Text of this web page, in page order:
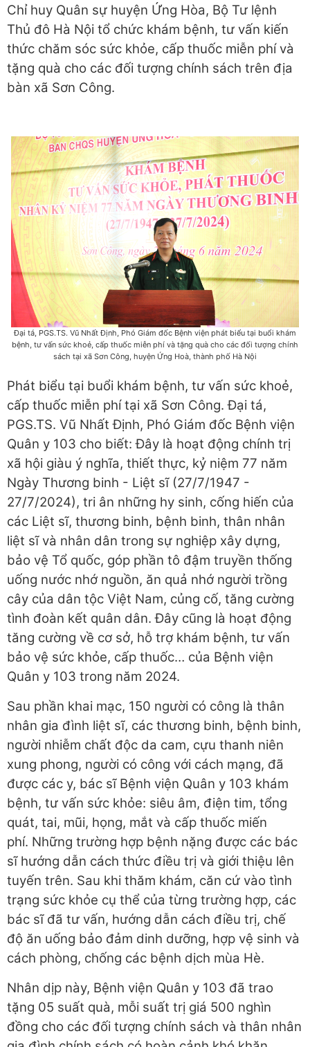
Chỉ huy Quân sự huyện Ứng Hòa, Bộ Tư lệnh
Thủ đô Hà Nội tổ chức khám bệnh, tư vấn kiến
thức chăm sóc sức khỏe, cấp thuốc miễn phí và
tặng quà cho các đối tượng chính sách trên địa
bàn xã Sơn Công.
Đại tá, PGS.TS. Vũ Nhất Định, Phó Giám đốc Bệnh viện phát biểu tại buổi khám
bệnh, tư vấn sức khoẻ, cấp thuốc miễn phí và tặng quà cho các đối tượng chính
sách tại xã Sơn Công, huyện Ứng Hoà, thành phố Hà Nội
Phát biểu tại buổi khám bệnh, tư vấn sức khoẻ,
cấp thuốc miễn phí tại xã Sơn Công. Đại tá,
PGS.TS. Vũ Nhất Định, Phó Giám đốc Bệnh viện
Quân y 103 cho biết: Đây là hoạt động chính trị
xã hội giàu ý nghĩa, thiết thực, kỷ niệm 77 năm
Ngày Thương binh - Liệt sĩ (27/7/1947 -
27/7/2024), tri ân những hy sinh, cống hiến của
các Liệt sĩ, thương binh, bệnh binh, thân nhân
liệt sĩ và nhân dân trong sự nghiệp xây dựng,
bảo vệ Tổ quốc, góp phần tô đậm truyền thống
uống nước nhớ nguồn, ăn quả nhớ người trồng
cây của dân tộc Việt Nam, củng cố, tăng cường
tình đoàn kết quân dân. Đây cũng là hoạt động
tăng cường về cơ sở, hỗ trợ khám bệnh, tư vấn
bảo vệ sức khỏe, cấp thuốc… của Bệnh viện
Quân y 103 trong năm 2024.
Sau phần khai mạc, 150 người có công là thân
nhân gia đình liệt sĩ, các thương binh, bệnh binh,
người nhiễm chất độc da cam, cựu thanh niên
xung phong, người có công với cách mạng, đã
được các y, bác sĩ Bệnh viện Quân y 103 khám
bệnh, tư vấn sức khỏe: siêu âm, điện tim, tổng
quát, tai, mũi, họng, mắt và cấp thuốc miến
phí. Những trường hợp bệnh nặng được các bác
sĩ hướng dẫn cách thức điều trị và giới thiệu lên
tuyến trên. Sau khi thăm khám, căn cứ vào tình
trạng sức khỏe cụ thể của từng trường hợp, các
bác sĩ đã tư vấn, hướng dẫn cách điều trị, chế
độ ăn uống bảo đảm dinh dưỡng, hợp vệ sinh và
cách phòng, chống các bệnh dịch mùa Hè.
Nhân dịp này, Bệnh viện Quân y 103 đã trao
tặng 05 suất quà, mỗi suất trị giá 500 nghìn
đồng cho các đối tượng chính sách và thân nhân